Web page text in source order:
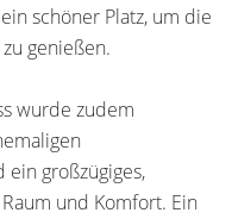
schöner Platz, um die
genießen.
wurde zudem
großzügiges,
und Komfort. Ein